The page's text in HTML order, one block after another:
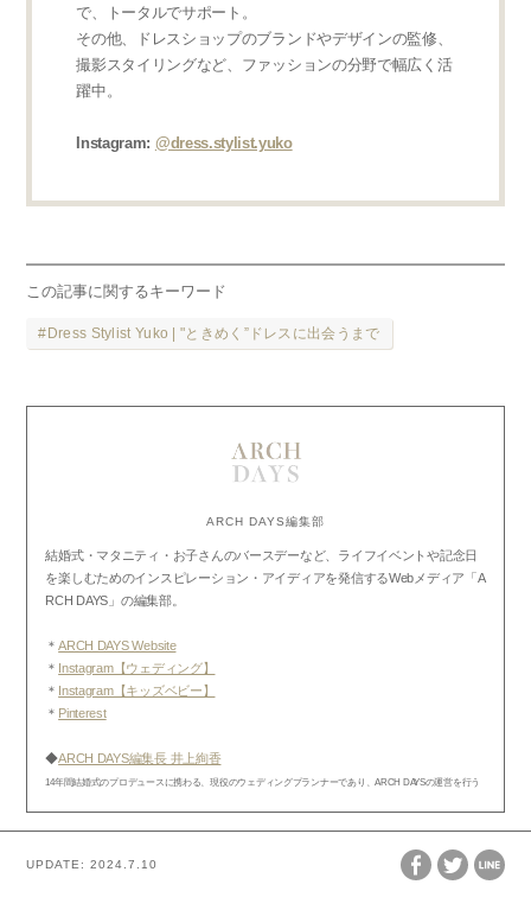
で、トータルでサポート。
その他、ドレスショップのブランドやデザインの監修、
撮影スタイリングなど、ファッションの分野で幅広く活
躍中。
Instagram: @dress.stylist.yuko
この記事に関するキーワード
Dress Stylist Yuko | "ときめく”ドレスに出会うまで
ARCH DAYS編集部
結婚式・マタニティ・お子さんのバースデーなど、ライフイベントや記念日
を楽しむためのインスピレーション・アイディアを発信するWebメディア「A
RCH DAYS」の編集部。
＊ARCH DAYS Website
＊ Instagram【ウェディング】
＊ Instagram【キッズベビー】
＊ Pinterest
◆ARCH DAYS編集長 井上絢香
14年間結婚式のプロデュースに携わる、現役のウェディングプランナーであり、ARCH DAYSの運営を行う
UPDATE:2024.7.10